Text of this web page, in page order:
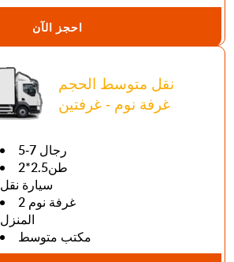
احجز الآن
نقل متوسط الحجم
غرفة نوم - غرفتين
5-7 رجال
طن2.5*2
سيارة نقل
2 غرفة نوم
المنزل
مكتب متوسط